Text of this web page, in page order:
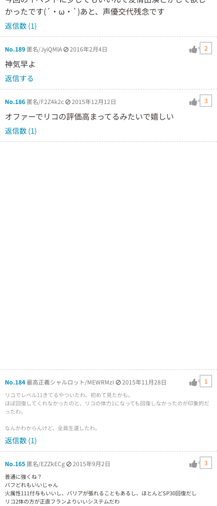
かったです(´・ω・`)あと、声優交代残念です
返信数 (1)
No.189 匿名/JyiQMlA 2016年2月4日 2
神気早よ
返信する
No.186 匿名/F2Z4k2c 2015年12月12日 3
オファーでリコの評価高まってるみたいで嬉しい
返信数 (1)
No.184 最高正義シャルロット/MEWRMzI 2015年11月28日 1
リコでレベル11きてるやついたわ。初めて見たかも。
ほぼ回復してくれなかったのと、リコの体力1になっても回復しなかったのが印象的だ
ったわ。
なんかわからんけど、全員生還したわ。
返信数 (1)
No.165 匿名/EZZkECg 2015年9月2日 3
普通に強くね？
バフどれもいいじゃん
火属性111付与もいいし、バリアが張れることもあるし、ほとんどSP30回復だし
リコ2体の方が正直フランよりいいシステムだわ